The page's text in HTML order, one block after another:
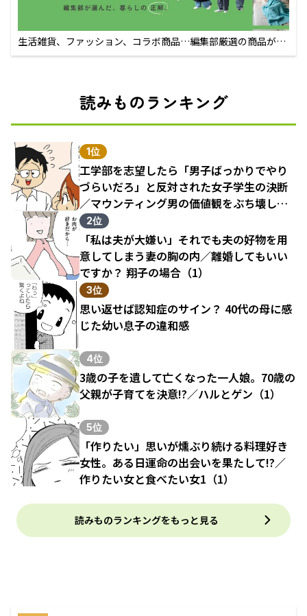
生活雑貨、ファッション、コラボ商品…編集部厳選の商品が買
えるECサイト
読みものランキング
1位
工学部を志望したら「男子ばっかりでやり
づらいだろ」と反対された女子学生の決断
／マウンティング男の価値観をぶち壊した
結果（1）
2位
「私は夫が大嫌い」それでも夫の好物を用
意してしまう妻の胸の内／離婚してもいい
ですか？ 翔子の場合（1）
3位
思い返せば認知症のサイン？ 40代の母に感
じた幼い息子の違和感
4位
3歳の子を遺して亡くなった一人娘。70歳の
父親が子育てを決意!?／ハルとゲン（1）
5位
「作りたい」思いが燻ぶり続ける料理好き
女性。ある日運命の出会いを果たして!?／
作りたい女と食べたい女1（1）
読みものランキングをもっと見る